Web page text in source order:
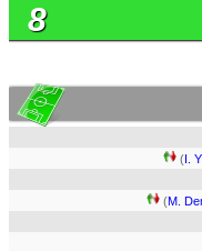
8
(I.
(M.